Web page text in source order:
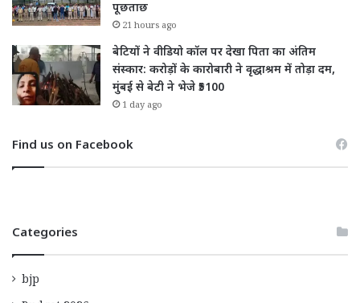
पूछताछ
21 hours ago
बेटियों ने वीडियो कॉल पर देखा पिता का अंतिम
संस्कार: करोड़ों के कारोबारी ने वृद्धाश्रम में तोड़ा दम,
मुंबई से बेटी ने भेजे ₹5100
1 day ago
Find us on Facebook
Categories
bjp